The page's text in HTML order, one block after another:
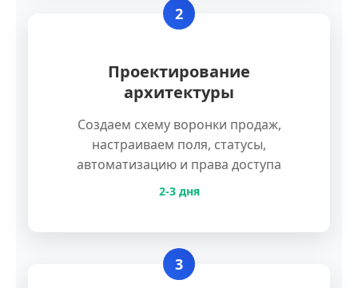
2
Проектирование
архитектуры
Создаем схему воронки продаж,
настраиваем поля, статусы,
автоматизацию и права доступа
2-3 дня
3